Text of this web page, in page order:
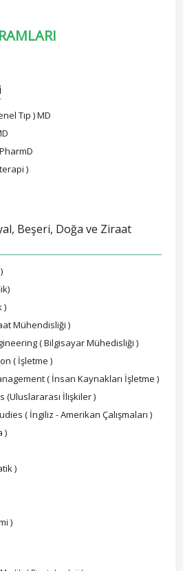
Tıp ) MD
)
Beşeri, Doğa ve Ziraat
)
Mühendisliği )
( Bilgisayar Mühedisliği )
( İşletme )
( İnsan Kaynakları İşletme )
(Uluslararası İlişkiler )
( İngiliz - Amerikan Çalışmaları )
)
)
)